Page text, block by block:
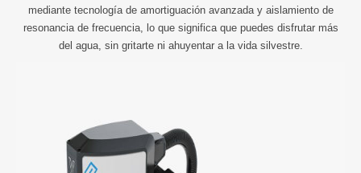
mediante tecnología de amortiguación avanzada y aislamiento de
resonancia de frecuencia, lo que significa que puedes disfrutar más
del agua, sin gritarte ni ahuyentar a la vida silvestre.